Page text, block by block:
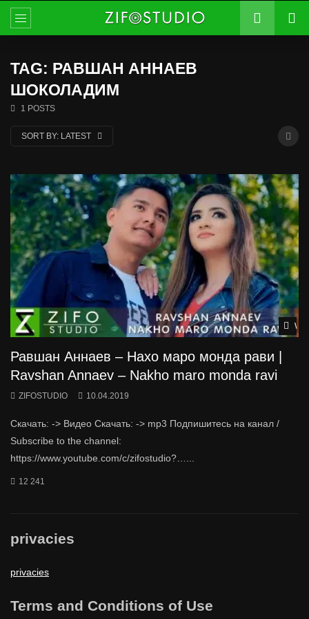
TAG: РАВШАН АННАЕВ
ШОКОЛАДИМ
1 POSTS
SORT BY: LATEST
Равшан Аннаев – Нахо маро монда рави |
Ravshan Annaev – Nakho maro monda ravi
ZIFOSTUDIO 10.04.2019
Скачать: -> Видео Скачать: -> mp3 Подпишитесь на канал /
Subscribe to the channel:
https://www.youtube.com/c/zifostudio?…...
12 241
privacies
privacies
Terms and Conditions of Use